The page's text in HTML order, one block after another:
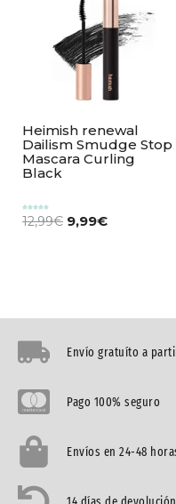
Heimish renewal
Dailism Smudge Stop
Mascara Curling
Black
con
5.00
12,99€ 9,99€
Envío gratuíto a
Pago 100% seguro
Envíos en 24-48